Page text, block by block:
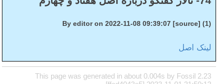
(1) By editor on 2022-11-08 09:39:07 [source]
لینک اصل
This page was generated in about 0.004s by Fossil 2.23